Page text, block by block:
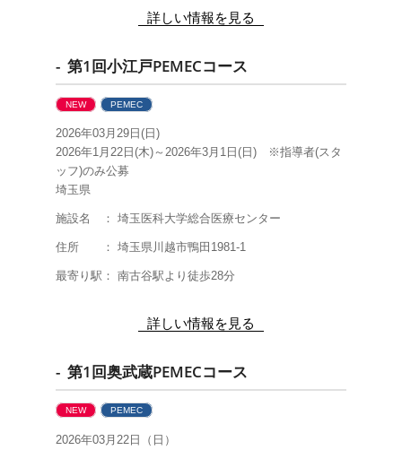
詳しい情報を見る
- 第1回小江戸PEMECコース
NEW PEMEC
2026年03月29日(日)
2026年1月22日(木)～2026年3月1日(日) ※指導者(スタ
ッフ)のみ公募
埼玉県
施設名 ： 埼玉医科大学総合医療センター
住所 ： 埼玉県川越市鴨田1981-1
最寄り駅： 南古谷駅より徒歩28分
詳しい情報を見る
- 第1回奥武蔵PEMECコース
NEW PEMEC
2026年03月22日（日）